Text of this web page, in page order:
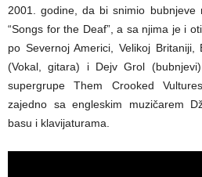
2001. godine, da bi snimio bubnjeve
“Songs for the Deaf”, a sa njima je i
po Severnoj Americi, Velikoj
(Vokal, gitara) i Dejv Grol
supergrupe Them Crooked
zajedno sa engleskim muzičarem
basu i klavijaturama.